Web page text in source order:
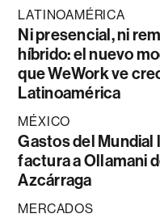
LATINOAMÉRICA
Ni presencial, ni
híbrido: el nuevo
que WeWork ve
Latinoamérica
MÉXICO
Gastos del Mundial
factura a Ollamani
Azcárraga
MERCADOS